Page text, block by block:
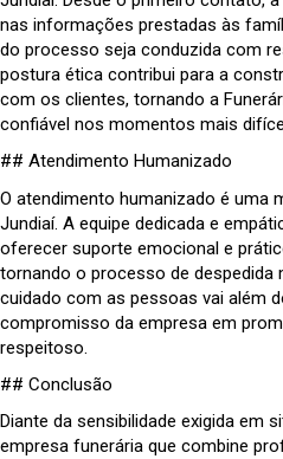
nas informações prestadas às
do processo seja conduzida com
postura ética contribui para a
com os clientes, tornando a
confiável nos momentos mais
## Atendimento Humanizado
O atendimento humanizado é uma
Jundiaí. A equipe dedicada e
oferecer suporte emocional e
tornando o processo de despedida
cuidado com as pessoas vai além
compromisso da empresa em
respeitoso.
## Conclusão
Diante da sensibilidade exigida em
empresa funerária que combine